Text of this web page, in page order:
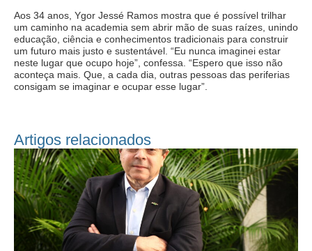
Aos 34 anos, Ygor Jessé Ramos mostra que é possível trilhar
um caminho na academia sem abrir mão de suas raízes, unindo
educação, ciência e conhecimentos tradicionais para construir
um futuro mais justo e sustentável. “Eu nunca imaginei estar
neste lugar que ocupo hoje”, confessa. “Espero que isso não
aconteça mais. Que, a cada dia, outras pessoas das periferias
consigam se imaginar e ocupar esse lugar”.
Artigos relacionados